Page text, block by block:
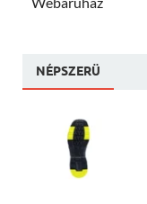
NÉPSZERÜ